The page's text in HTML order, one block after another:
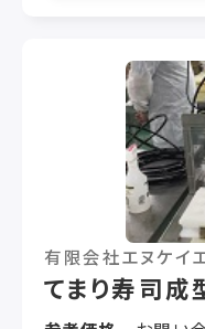
ー式のハンマー装
ーの強弱は可変式
りの心配はありま
製菓機械分野のリ
引してきました。
地を焼成するオー
程において、ボン
ます。フランスの
ード社製の機械が
ら、いかにフラン
ーとして評価され
頼性を土台とした
プトは「革新性」と
有限会社エヌケイ
てまり寿司成